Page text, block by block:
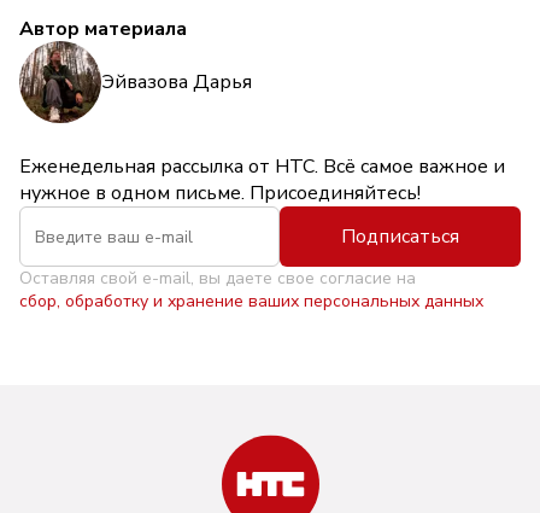
Автор материала
Эйвазова Дарья
Еженедельная рассылка от НТС. Всё самое важное и
нужное в одном письме. Присоединяйтесь!
Подписаться
Оставляя свой e-mail, вы даете свое согласие на
сбор, обработку и хранение ваших персональных данных